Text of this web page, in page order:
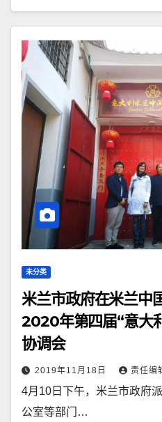
未分类
米兰市政府在米兰中
2020年第四届“意大
协调会
2019年11月18日 责任编
4月10日下午，米兰市政府
公室等部门…